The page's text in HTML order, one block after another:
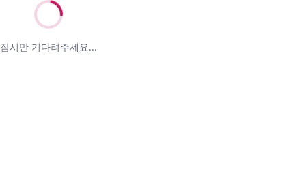
잠시만 기다려주세요...